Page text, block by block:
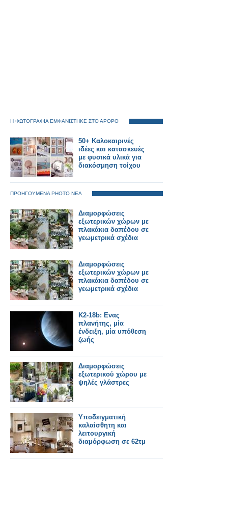
Η ΦΩΤΟΓΡΑΦΙΑ ΕΜΦΑΝΙΣΤΗΚΕ ΣΤΟ ΑΡΘΡΟ
50+ Καλοκαιρινές
ιδέες και κατασκευές
με φυσικά υλικά για
διακόσμηση τοίχου
ΠΡΟΗΓΟΥΜΕΝΑ PHOTO ΝΕΑ
Διαμορφώσεις
εξωτερικών χώρων με
πλακάκια δαπέδου σε
γεωμετρικά σχέδια
Διαμορφώσεις
εξωτερικών χώρων με
πλακάκια δαπέδου σε
γεωμετρικά σχέδια
K2-18b: Ενας
πλανήτης, μία
ένδειξη, μία υπόθεση
ζωής
Διαμορφώσεις
εξωτερικού χώρου με
ψηλές γλάστρες
Υποδειγματική
καλαίσθητη και
λειτουργική
διαμόρφωση σε 62τμ